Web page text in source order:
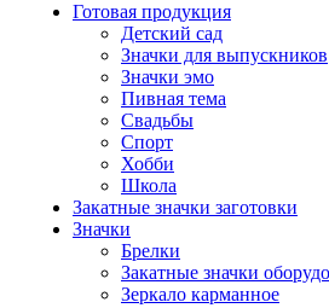
Готовая продукция
Детский сад
Значки для выпускников
Значки эмо
Пивная тема
Свадьбы
Спорт
Хобби
Школа
Закатные значки заготовки
Значки
Брелки
Закатные значки
Зеркало карманное